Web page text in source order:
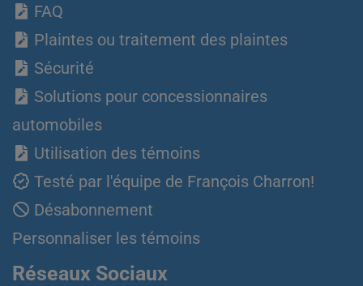
FAQ
Plaintes ou traitement des plaintes
Sécurité
Solutions pour concessionnaires
automobiles
Utilisation des témoins
Testé par l'équipe de François Charron!
Désabonnement
Personnaliser les témoins
Réseaux Sociaux